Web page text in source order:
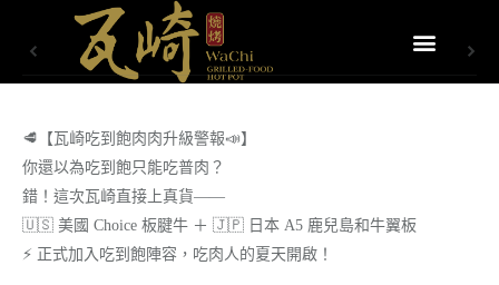
🥩【瓦崎吃到飽肉肉升級警報📣】
你還以為吃到飽只能吃普肉？
錯！這次瓦崎直接上真貨——
🇺🇸 美國 Choice 板腱牛 ＋ 🇯🇵 日本 A5 鹿兒島和牛翼板
⚡ 正式加入吃到飽陣容，吃肉人的夏天開啟！